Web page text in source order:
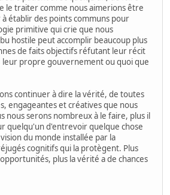
le traiter comme nous aimerions être
établir des points communs pour
primitive qui crie que nous
hostile peut accomplir beaucoup plus
de faits objectifs réfutant leur récit
leur propre gouvernement ou quoi que
continuer à dire la vérité, de toutes
engageantes et créatives que nous
nous serons nombreux à le faire, plus il
quelqu'un d'entrevoir quelque chose
du monde installée par la
cognitifs qui la protègent. Plus
plus la vérité a de chances